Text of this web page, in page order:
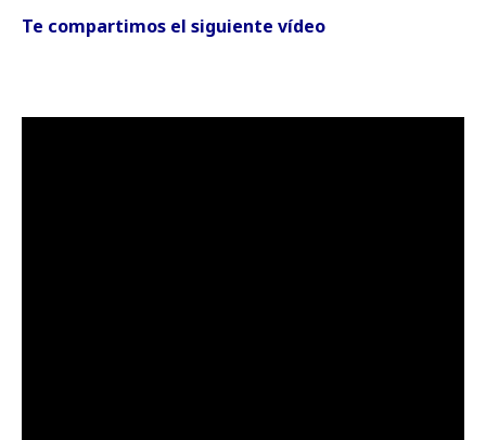
Te compartimos el siguiente vídeo